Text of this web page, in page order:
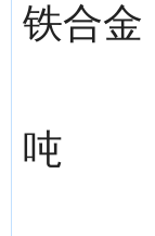
铁合金
吨